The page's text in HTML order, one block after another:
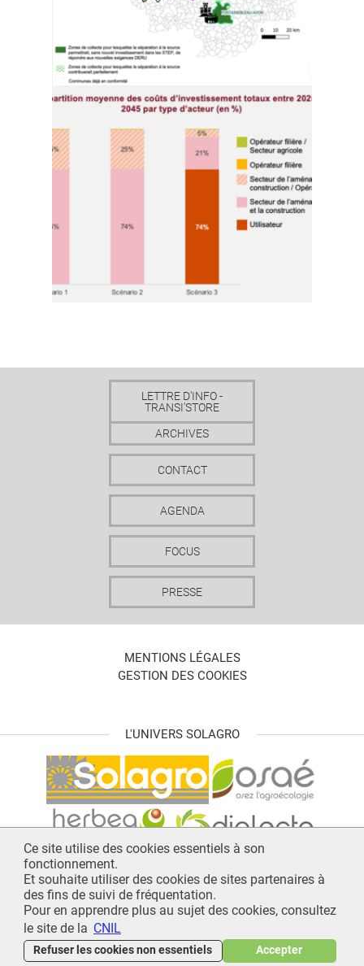
Ce site utilise des cookies essentiels à son
fonctionnement.
Et souhaite utiliser des cookies de sites partenaires à
des fins de suivi de fréquentation.
Pour en apprendre plus au sujet des cookies, consultez
le site de la CNIL
Refuser les cookies non essentiels Accepter
LETTRE D'INFO -
TRANSI'STORE
ARCHIVES
CONTACT
AGENDA
FOCUS
PRESSE
MENTIONS LÉGALES
GESTION DES COOKIES
L'UNIVERS SOLAGRO